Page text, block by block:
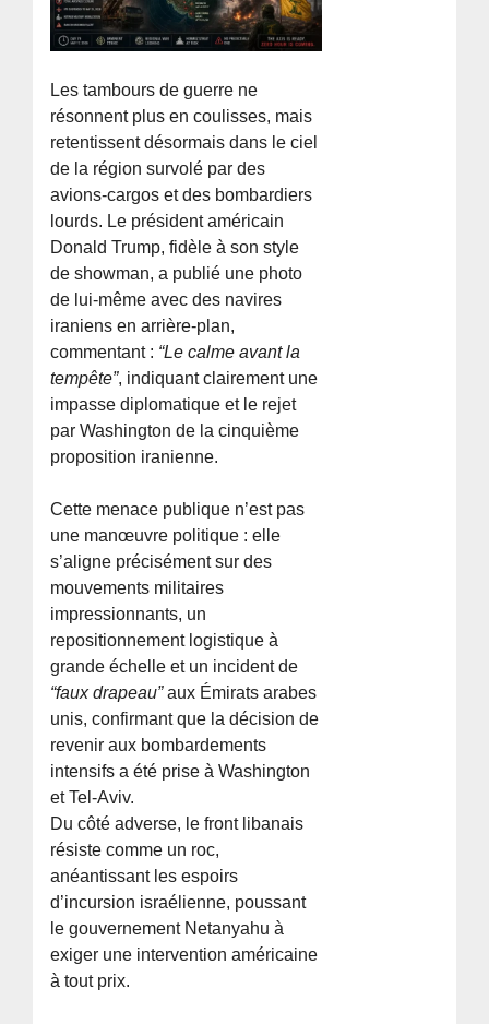
Les tambours de guerre ne
résonnent plus en coulisses, mais
retentissent désormais dans le ciel
de la région survolé par des
avions-cargos et des bombardiers
lourds. Le président américain
Donald Trump, fidèle à son style
de showman, a publié une photo
de lui-même avec des navires
iraniens en arrière-plan,
commentant : “Le calme avant la
tempête”, indiquant clairement une
impasse diplomatique et le rejet
par Washington de la cinquième
proposition iranienne.
Cette menace publique n’est pas
une manœuvre politique : elle
s’aligne précisément sur des
mouvements militaires
impressionnants, un
repositionnement logistique à
grande échelle et un incident de
“faux drapeau”aux Émirats arabes
unis, confirmant que la décision de
revenir aux bombardements
intensifs a été prise à Washington
et Tel-Aviv.
Du côté adverse, le front libanais
résiste comme un roc,
anéantissant les espoirs
d’incursion israélienne, poussant
le gouvernement Netanyahu à
exiger une intervention américaine
à tout prix.